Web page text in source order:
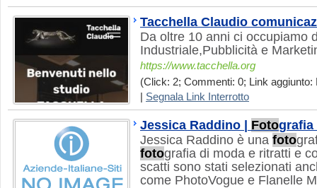
Tacchella Claudio
Da oltre 10 anni ci occupiamo
Industriale,Pubblicità e
https://www.tacchella.org
(Click: 2; Commenti: 0; Link aggiunto:
Segnala Link Interrotto
Jessica Raddino | Fotografia
Jessica Raddino è una foto
fotografia di moda e ritratti e
scatti sono stati selezionati
come PhotoVogue e Flanelle